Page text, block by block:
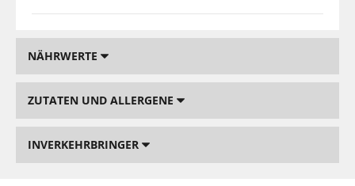
NÄHRWERTE
ZUTATEN UND ALLERGENE
INVERKEHRBRINGER